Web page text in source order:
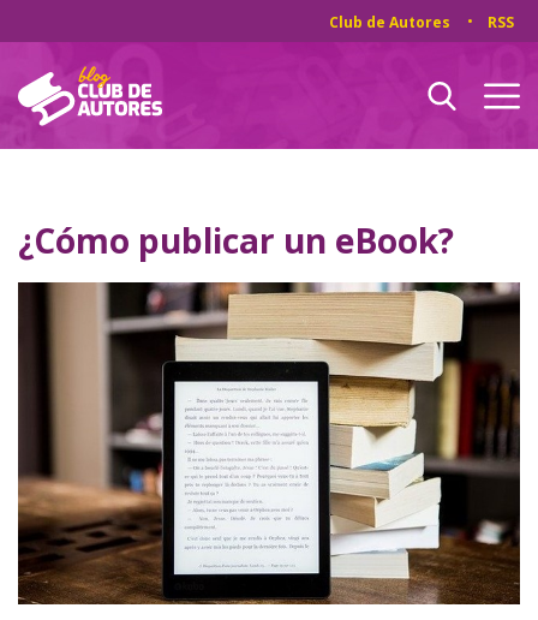
Club de Autores RSS
¿Cómo publicar un eBook?